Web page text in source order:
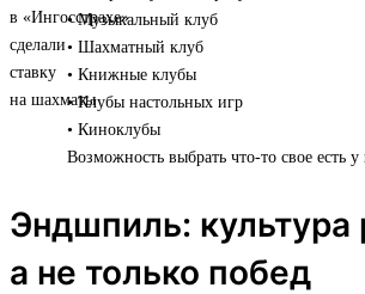
• Музыкальный клуб
• Шахматный клуб
• Книжные клубы
• Клубы настольных игр
• Киноклубы
Возможность выбрать что-то свое есть у
Эндшпиль: культура
а не только побед